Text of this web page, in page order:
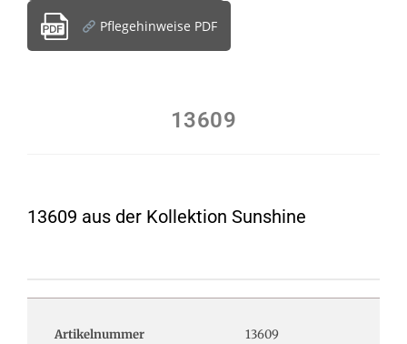
Pflegehinweise PDF
13609
13609 aus der Kollektion Sunshine
Artikelnummer 13609